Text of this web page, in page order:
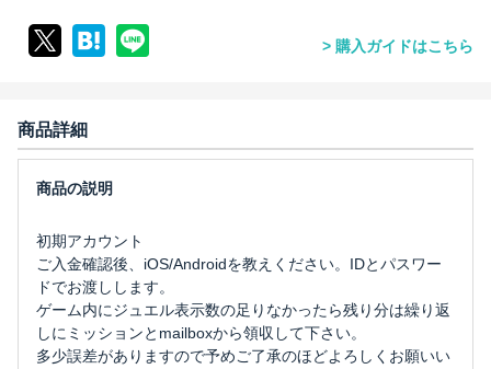
購入ガイドはこちら
商品詳細
初期アカウント
ご入金確認後、iOS/Androidを教えください。IDとパスワー
ドでお渡しします。
ゲーム内にジュエル表示数の足りなかったら残り分は繰り返
しにミッションとmailboxから領収して下さい。
多少誤差がありますので予めご了承のほどよろしくお願いい